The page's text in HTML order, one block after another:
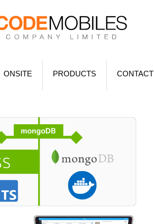
ONSITE PRODUCTS CONTACT